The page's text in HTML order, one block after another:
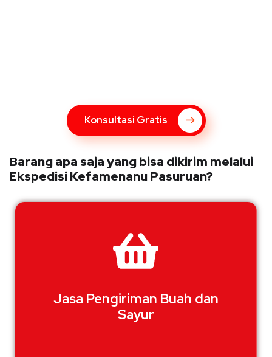
Konsultasi Gratis
Barang apa saja yang bisa dikirim melalui
Ekspedisi Kefamenanu Pasuruan?
Jasa Pengiriman Buah dan
Sayur